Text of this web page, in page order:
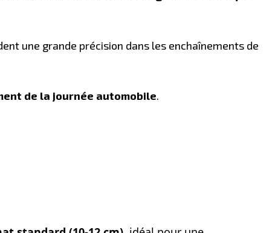
une grande précision dans les enchaînements de
de la journée automobile.